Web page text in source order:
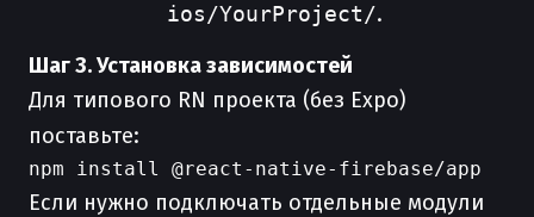
ios/YourProject/.
Шаг 3. Установка зависимостей
Для типового RN проекта (без Expo)
поставьте:
Если нужно подключать отдельные модули